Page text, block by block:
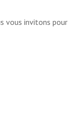
vous invitons pour